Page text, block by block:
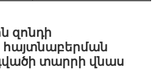
զոնդի
հայտնաբերման
տարրի վնաս